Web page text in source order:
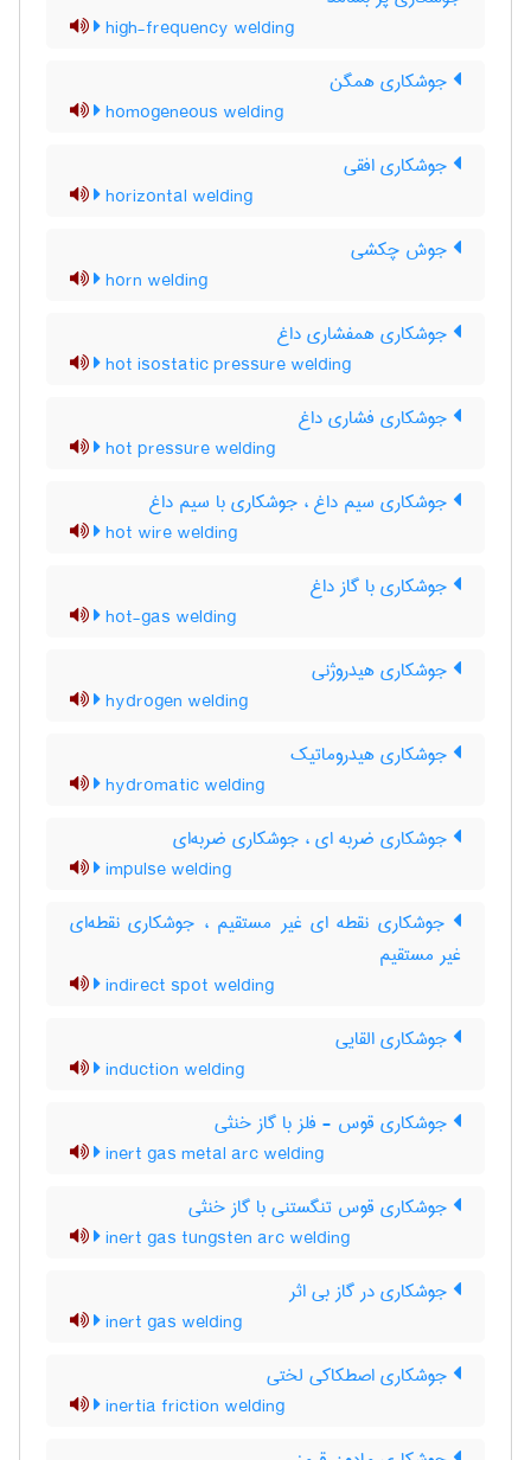
high-frequency welding
جوشکاری همگن
homogeneous welding
جوشکاری افقی
horizontal welding
جوش چکشی
horn welding
جوشکاری همفشاری داغ
hot isostatic pressure welding
جوشکاری فشاری داغ
hot pressure welding
جوشکاری سیم داغ ، جوشکاری با سیم داغ
hot wire welding
جوشکاری با گاز داغ
hot-gas welding
جوشکاری هیدروژنی
hydrogen welding
جوشکاری هیدروماتیک
hydromatic welding
جوشکاری ضربه ای ، جوشکاری ضربه‌ای
impulse welding
جوشکاری نقطه ای غیر مستقیم ، جوشکاری نقطه‌ای
غیر مستقیم
indirect spot welding
جوشکاری القایی
induction welding
جوشکاری قوس - فلز با گاز خنثی
inert gas metal arc welding
جوشکاری قوس تنگستنی با گاز خنثی
inert gas tungsten arc welding
جوشکاری در گاز بی اثر
inert gas welding
جوشکاری اصطکاکی لختی
inertia friction welding